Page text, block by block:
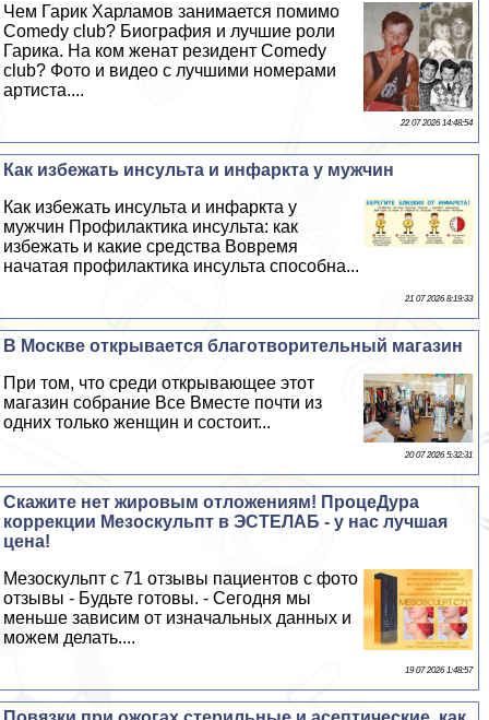
Чем Гарик Харламов занимается помимо
Comedy club? Биография и лучшие роли
Гарика. На ком женат резидент Comedy
club? Фото и видео с лучшими номерами
артиста....
22 07 2026 14:48:54
Как избежать инсульта и инфаркта у мужчин
Как избежать инсульта и инфаркта у
мужчин Профилактика инсульта: как
избежать и какие средства Вовремя
начатая профилактика инсульта способна...
21 07 2026 8:19:33
В Москве открывается благотворительный магазин
При том, что среди открывающее этот
магазин собрание Все Вместе почти из
одних только женщин и состоит...
20 07 2026 5:32:31
Скажите нет жировым отложениям! ПроцеДypa
коррекции Мезоскульпт в ЭСТЕЛАБ - у нас лучшая
цена!
Мезоскульпт с 71 отзывы пациентов с фото
отзывы - Будьте готовы. - Сегодня мы
меньше зависим от изначальных данных и
можем делать....
19 07 2026 1:48:57